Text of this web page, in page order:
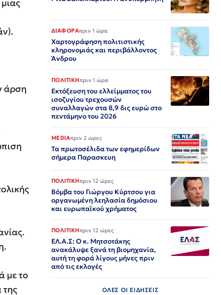
άρση
με το
της
ΔΙΑΦΟΡΑπριν 1 ώρα
Χαρτογράφηση πολιτιστικής
κληρονομιάς και περιβάλλοντος
Άνδρου
ΠΟΛΙΤΙΚΗπριν 1 ώρα
Εκτόξευση του ελλείμματος του
ισοζυγίου τρεχουσών
συναλλαγών στα 8,9 δις ευρώ στο
πεντάμηνο του 2026
MEDIAπριν 2 ώρες
Τα πρωτοσέλιδα των εφημερίδων
σήμερα Παρασκευη
ΠΟΛΙΤΙΚΗπριν 12 ώρες
Βόμβα του Γιώργου Κύρτσου για
οργανωμένη λεηλασία δημόσιου
και ευρωπαϊκού χρήματος
ΠΟΛΙΤΙΚΗπριν 12 ώρες
ΕΛ.Α.Σ: Ο κ. Μητσοτάκης
ανακάλυψε ξανά τη βιομηχανία,
αυτή τη φορά λίγους μήνες πριν
από τις εκλογές
ΟΛΕΣ ΟΙ ΕΙΔΗΣΕΙΣ